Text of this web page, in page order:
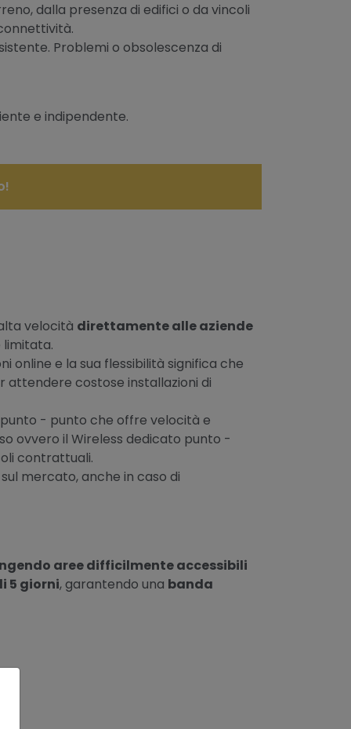
dalla presenza di edifici o da vincoli
Problemi o obsolescenza di
e indipendente.
velocità direttamente alle aziende
limitata.
e la sua flessibilità significa che
attendere costose installazioni di
punto - punto che offre velocità e
ovvero il Wireless dedicato punto -
contrattuali.
mercato, anche in caso di
aree difficilmente accessibili
5 giorni, garantendo una banda